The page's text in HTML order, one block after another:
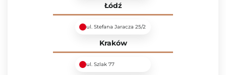
Łódź
ul. Stefana Jaracza 25/2
Kraków
ul. Szlak 77